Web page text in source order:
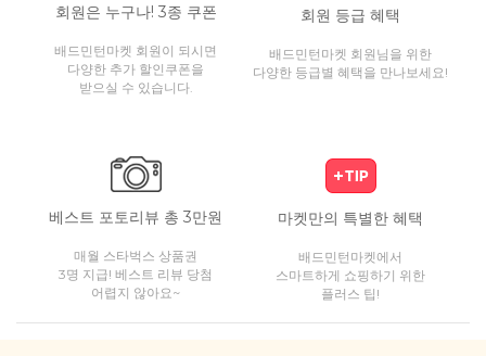
회원은 누구나! 3종 쿠폰
배드민턴마켓 회원이 되시면
다양한 추가 할인쿠폰을
받으실 수 있습니다.
회원 등급 혜택
배드민턴마켓 회원님을 위한
다양한 등급별 혜택을 만나보세요!
베스트 포토리뷰 총 3만원
매월 스타벅스 상품권
3명 지급! 베스트 리뷰 당첨
어렵지 않아요~
마켓만의 특별한 혜택
배드민턴마켓에서
스마트하게 쇼핑하기 위한
플러스 팁!